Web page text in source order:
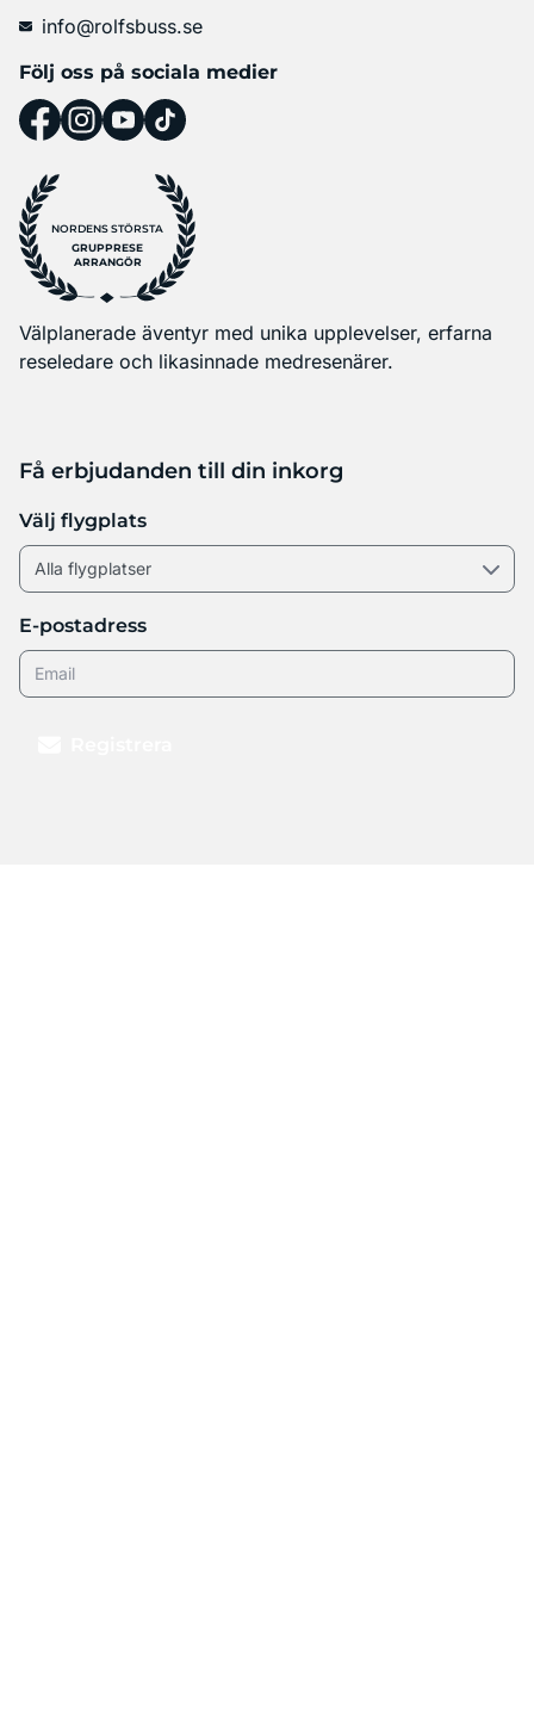
info@rolfsbuss.se
Följ oss på sociala medier
NORDENS STÖRSTA
GRUPPRESE
ARRANGÖR
Välplanerade äventyr med unika upplevelser, erfarna
reseledare och likasinnade medresenärer.
Få erbjudanden till din inkorg
Välj flygplats
E-postadress